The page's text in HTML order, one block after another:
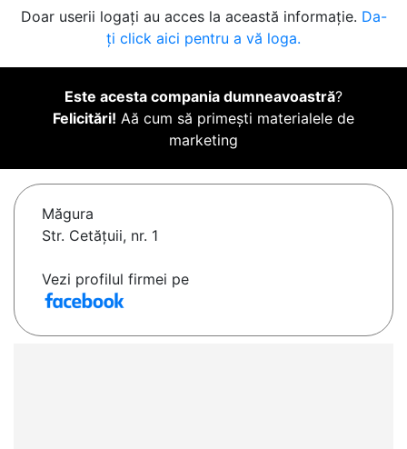
Doar userii logați au acces la această informație. Da-
ți click aici pentru a vă loga.
Este acesta compania dumneavoastră?
Felicitări! Aă cum să primești materialele de
marketing
Măgura
Str. Cetățuii, nr. 1
Vezi profilul firmei pe